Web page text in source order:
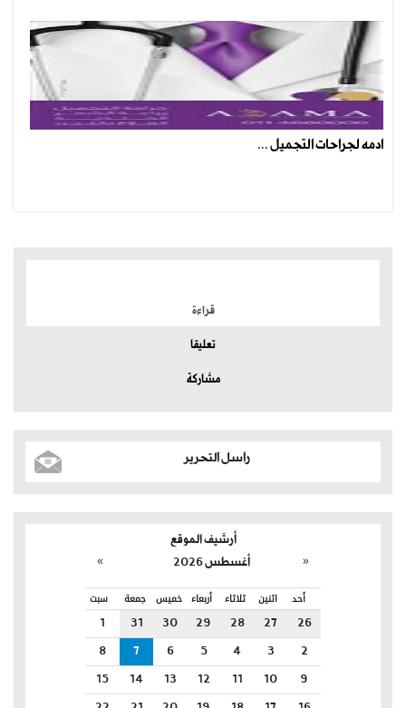
ادمه لجراحات التجميل ...
قراءة
تعليقا
مشاركة
راسل التحرير
أرشيف الموقع
«
» أغسطس 2026
أحد اثنين ثلاثاء أربعاء خميس جمعة سبت
26
27
28
29
30
31
1
2
3
4
5
6
7
8
9
10
11
12
13
14
15